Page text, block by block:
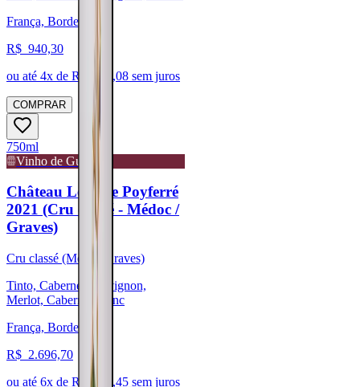
França, Bordeaux
R$ 940,30
ou até 4x de R$ 235,08 sem juros
COMPRAR
750ml
Vinho de Guarda
Château Léoville Poyferré
2021 (Cru classé - Médoc /
Graves)
Cru classé (Médoc/Graves)
Tinto, Cabernet Sauvignon,
Merlot, Cabernet Franc
França, Bordeaux
R$ 2.696,70
ou até 6x de R$ 449,45 sem juros